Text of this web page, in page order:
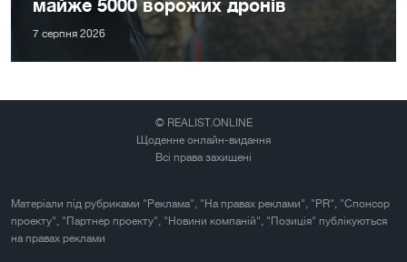
майже 5000 ворожих дронів
7 серпня 2026
© REALIST.ONLINE
Щоденне онлайн-видання
Всі права захищені
Матеріали під рубриками "Реклама", "На правах реклами", "PR", "Спонсор
проекту", "Партнер проекту", "Новини компаній", "Позиція" публікуються
на правах реклами